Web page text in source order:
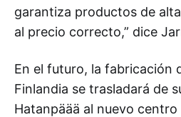
garantiza productos de
al precio correcto,” dice
En el futuro, la fabricación
Finlandia se trasladará de
Hatanpäää al nuevo